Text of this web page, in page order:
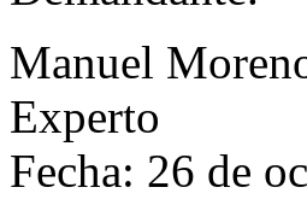
Manuel
Experto
Fecha: 26 de